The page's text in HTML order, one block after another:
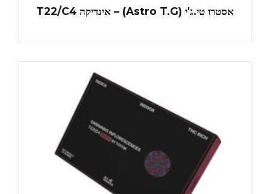
אסטרו טי.ג'י (Astro T.G) – אינדיקה T22/C4